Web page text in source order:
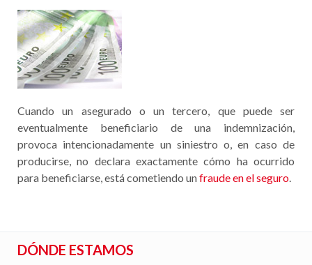
Cuando un asegurado o un tercero, que puede ser
eventualmente beneficiario de una indemnización,
provoca intencionadamente un siniestro o, en caso de
producirse, no declara exactamente cómo ha ocurrido
para beneficiarse, está cometiendo unfraude en el seguro.
DÓNDE ESTAMOS